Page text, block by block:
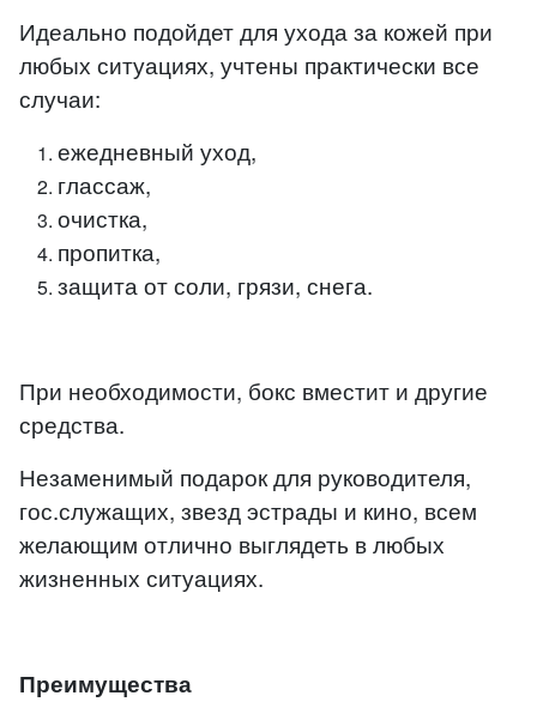
Идеально подойдет для ухода за кожей при
любых ситуациях, учтены практически все
случаи:
ежедневный уход,
глассаж,
очистка,
пропитка,
защита от соли, грязи, снега.
При необходимости, бокс вместит и другие
средства.
Незаменимый подарок для руководителя,
гос.служащих, звезд эстрады и кино, всем
желающим отлично выглядеть в любых
жизненных ситуациях.
Преимущества